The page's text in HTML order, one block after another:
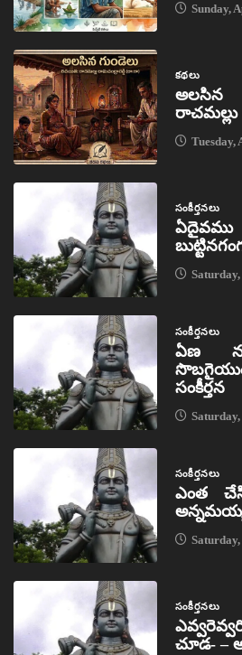
Sunday,
కథలు
అలసిన
రాచమల్లు
Tuesday,
సంకీర్తనలు
సంకీర్తనలు
ఏణ
సంకీర్తన
సంకీర్తనలు
ఎంత
అన్నమయ్య
సంకీర్తనలు
చూడ- –